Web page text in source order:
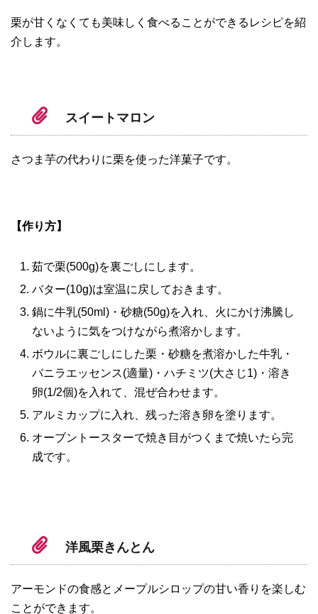
栗が甘くなくても美味しく食べることができるレシピを紹
介します。
スイートマロン
さつま芋の代わりに栗を使った洋菓子です。
【作り方】
茹で栗(500g)を裏ごしにします。
バター(10g)は室温に戻しておきます。
鍋に牛乳(50ml)・砂糖(50g)を入れ、火にかけ沸騰し
ないように気をつけながら煮溶かします。
ボウルに裏ごしにした栗・砂糖を煮溶かした牛乳・
バニラエッセンス(適量)・ハチミツ(大さじ1)・溶き
卵(1/2個)を入れて、混ぜ合わせます。
アルミカップに入れ、残った溶き卵を塗ります。
オーブントースターで焼き目がつくまで焼いたら完
成です。
洋風栗きんとん
アーモンドの食感とメープルシロップの甘い香りを楽しむ
ことができます。